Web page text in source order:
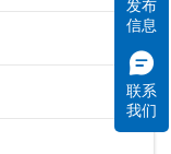
发布
信息
联系
我们